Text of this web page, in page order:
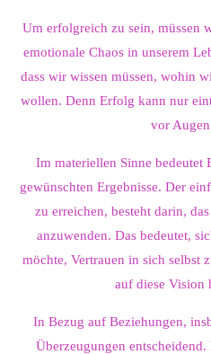
Um erfolgreich zu sein, müssen
emotionale Chaos in unserem
dass wir wissen müssen, wohin
wollen. Denn Erfolg kann nur
vor
Im materiellen Sinne bedeutet
gewünschten Ergebnisse. Der
zu erreichen, besteht darin,
anzuwenden. Das bedeutet,
möchte, Vertrauen in sich selbst
auf diese Vision
In Bezug auf Beziehungen,
Überzeugungen